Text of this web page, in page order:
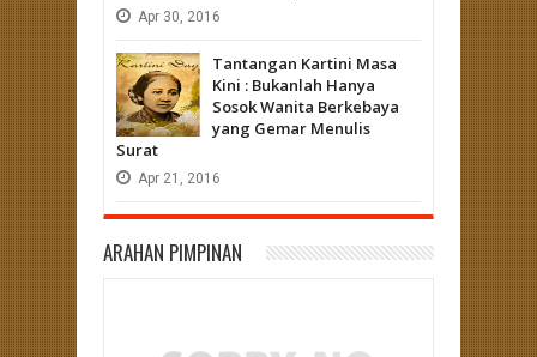
Apr 30, 2016
Tantangan Kartini Masa
Kini : Bukanlah Hanya
Sosok Wanita Berkebaya
yang Gemar Menulis
Surat
Apr 21, 2016
ARAHAN PIMPINAN